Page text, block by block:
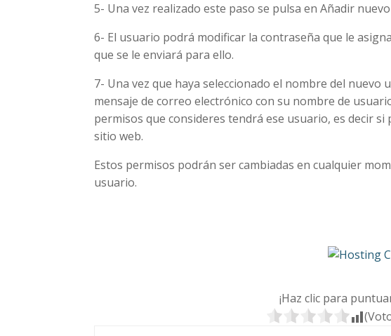
5- Una vez realizado este paso se pulsa en Añadir
6- El usuario podrá modificar la contraseña que le
que se le enviará para ello.
7- Una vez que haya seleccionado el nombre del
mensaje de correo electrónico con su nombre de
permisos que consideres tendrá ese usuario, es decir
sitio web.
Estos permisos podrán ser cambiadas en cualquier
usuario.
¡Haz clic para